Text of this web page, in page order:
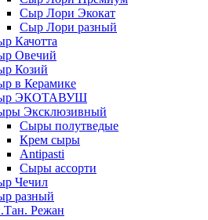
Сыр Лори Экокат
Сыр Лори разный
Качотта
Овечий
Козий
в Керамике
ЭКОТАВУШ
Эксклюзивный
Сыры полутведые
Крем сыры
Antipasti
Сыры ассорти
Чечил
разный
Режан